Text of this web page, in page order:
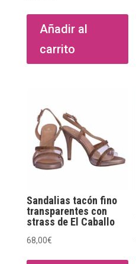
Añadir al
carrito
Sandalias tacón fino
transparentes con
strass de El Caballo
68,00€